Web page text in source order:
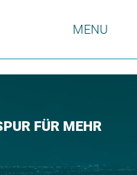
MENU
FÜR MEHR